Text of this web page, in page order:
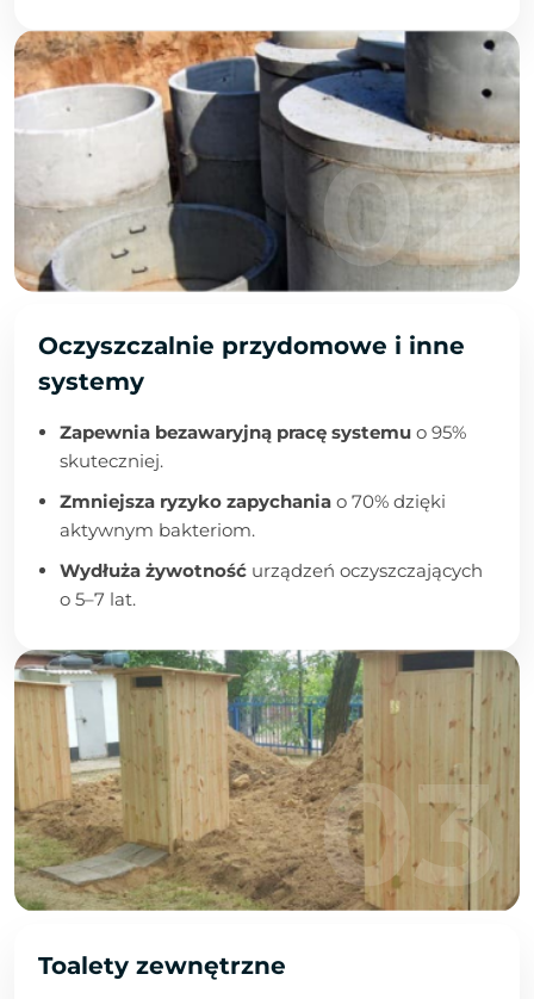
Oczyszczalnie przydomowe i inne
systemy
Zapewnia bezawaryjną pracę systemu o 95%
skuteczniej.
Zmniejsza ryzyko zapychania o 70% dzięki
aktywnym bakteriom.
Wydłuża żywotność urządzeń oczyszczających
o 5–7 lat.
Toalety zewnętrzne